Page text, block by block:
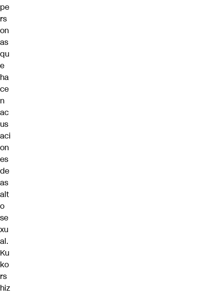
pe
rs
on
as
qu
e
ha
ce
n
ac
us
aci
on
es
de
as
alt
o
se
xu
al.
Ku
ko
rs
hiz